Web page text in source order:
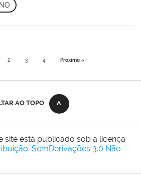
2 3 4 Próximo »
AO TOPO
site está publicado sob a licença
SemDerivações 3.0 Não